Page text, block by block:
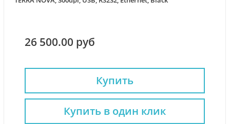
26 500.00 руб
Купить
Купить в один клик